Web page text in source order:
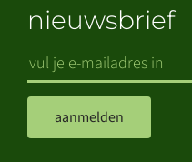
nieuwsbrief
aanmelden